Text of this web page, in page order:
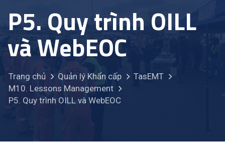
P5. Quy trình OILL
và WebEOC
Trang chủ Quản lý Khẩn cấp
TasEMT
M10. Lessons Management
P5. Quy trình OILL và WebEOC